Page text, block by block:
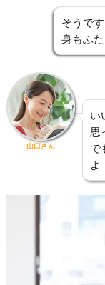
そうです
身もふ
山口さん
い
思
で
よ